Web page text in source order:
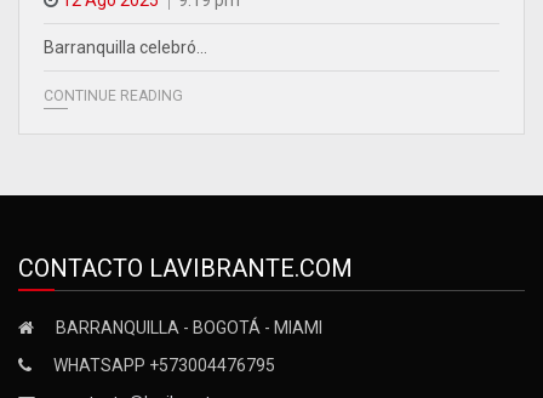
Barranquilla celebró…
CONTINUE READING
CONTACTO LAVIBRANTE.COM
BARRANQUILLA - BOGOTÁ - MIAMI
WHATSAPP +573004476795